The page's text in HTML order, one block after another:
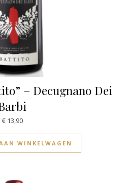
– Decugnano Dei
€13,90
WINKELWAGEN